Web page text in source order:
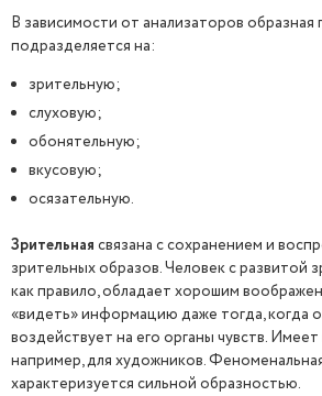
В зависимости от анализаторов образная
подразделяется на:
зрительную;
слуховую;
обонятельную;
вкусовую;
осязательную.
Зрительная связана с сохранением и
зрительных образов. Человек с развитой
как правило, обладает хорошим
«видеть» информацию даже тогда, когда
воздействует на его органы чувств.
например, для художников.
характеризуется сильной образностью.